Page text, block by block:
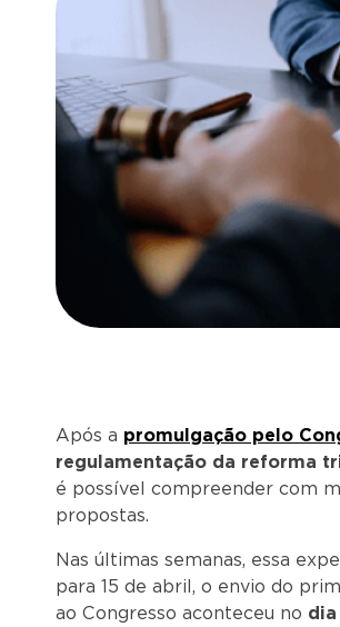
Após a promulgação pelo
regulamentação da reforma
é possível compreender com
propostas.
Nas últimas semanas, essa
para 15 de abril, o envio do
ao Congresso aconteceu no